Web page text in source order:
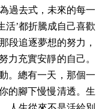
過去式，未來的每一
活’都折騰成自己喜歡
段追逐夢想的努力，
力充實安靜的自己。
。總有一天，那個一
的腳下慢慢清透。生